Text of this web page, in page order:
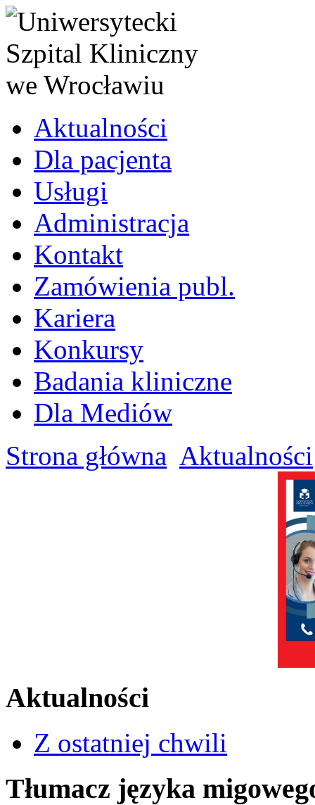
Aktualności
Dla pacjenta
Usługi
Administracja
Kontakt
Zamówienia publ.
Kariera
Konkursy
Badania kliniczne
Dla Mediów
Strona główna Aktualności
Aktualności
Z ostatniej chwili
Tłumacz języka